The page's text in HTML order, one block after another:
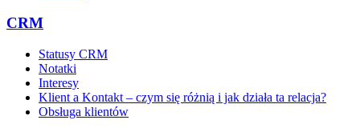
CRM
Statusy CRM
Notatki
Interesy
Klient a Kontakt – czym się różnią i jak działa ta relacja?
Obsługa klientów